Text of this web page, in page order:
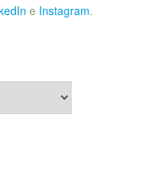
e Instagram.